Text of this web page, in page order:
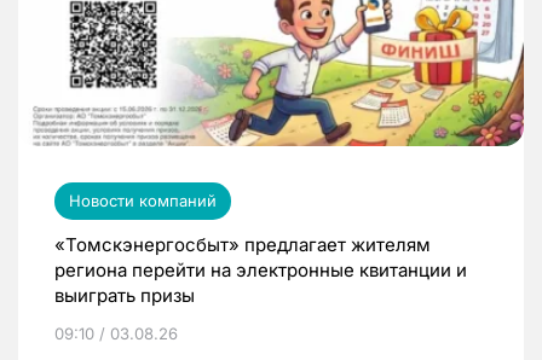
Новости компаний
«Томскэнергосбыт» предлагает жителям
региона перейти на электронные квитанции и
выиграть призы
09:10 / 03.08.26